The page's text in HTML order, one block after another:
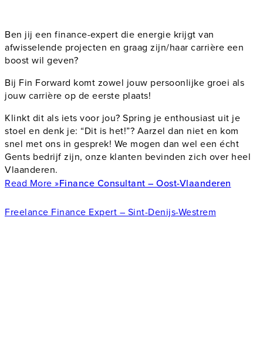
Ben jij een finance-expert die energie krijgt van
afwisselende projecten en graag zijn/haar carrière een
boost wil geven?
Bij Fin Forward komt zowel jouw persoonlijke groei als
jouw carrière op de eerste plaats!
Klinkt dit als iets voor jou? Spring je enthousiast uit je
stoel en denk je: “Dit is het!”? Aarzel dan niet en kom
snel met ons in gesprek! We mogen dan wel een écht
Gents bedrijf zijn, onze klanten bevinden zich over heel
Vlaanderen.
Read More »Finance Consultant – Oost-Vlaanderen
Freelance Finance Expert – Sint-Denijs-Westrem